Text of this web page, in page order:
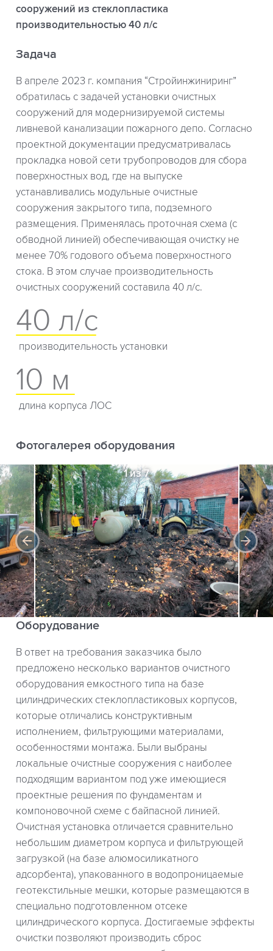
сооружений из стеклопластика
производительностью 40 л/с
Задача
В апреле 2023 г. компания “Стройинжиниринг”
обратилась с задачей установки очистных
сооружений для модернизируемой системы
ливневой канализации пожарного депо. Согласно
проектной документации предусматривалась
прокладка новой сети трубопроводов для сбора
поверхностных вод, где на выпуске
устанавливались модульные очистные
сооружения закрытого типа, подземного
размещения. Применялась проточная схема (с
обводной линией) обеспечивающая очистку не
менее 70% годового объема поверхностного
стока. В этом случае производительность
очистных сооружений составила 40 л/с.
40 л/с
производительность установки
10 м
длина корпуса ЛОС
Фотогалерея оборудования
1 из 7
Оборудование
В ответ на требования заказчика было
предложено несколько вариантов очистного
оборудования емкостного типа на базе
цилиндрических стеклопластиковых корпусов,
которые отличались конструктивным
исполнением, фильтрующими материалами,
особенностями монтажа. Были выбраны
локальные очистные сооружения с наиболее
подходящим вариантом под уже имеющиеся
проектные решения по фундаментам и
компоновочной схеме с байпасной линией.
Очистная установка отличается сравнительно
небольшим диаметром корпуса и фильтрующей
загрузкой (на базе алюмосиликатного
адсорбента), упакованного в водопроницаемые
геотекстильные мешки, которые размещаются в
специально подготовленном отсеке
цилиндрического корпуса. Достигаемые эффекты
очистки позволяют производить сброс